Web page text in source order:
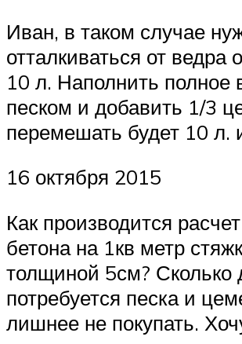
Иван, в таком случае
отталкиваться от ведра
10 л. Наполнить полное
песком и добавить 1/3
перемешать будет 10 л.
16 октября 2015
Как производится расчет
бетона на 1кв метр
толщиной 5см? Сколько
потребуется песка и
лишнее не покупать.